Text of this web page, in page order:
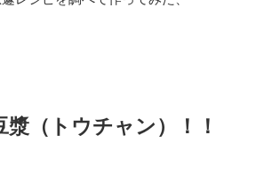
漿（トウチャン）！！